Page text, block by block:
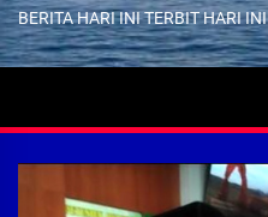
BERITA HARI INI TERBIT HARI INI